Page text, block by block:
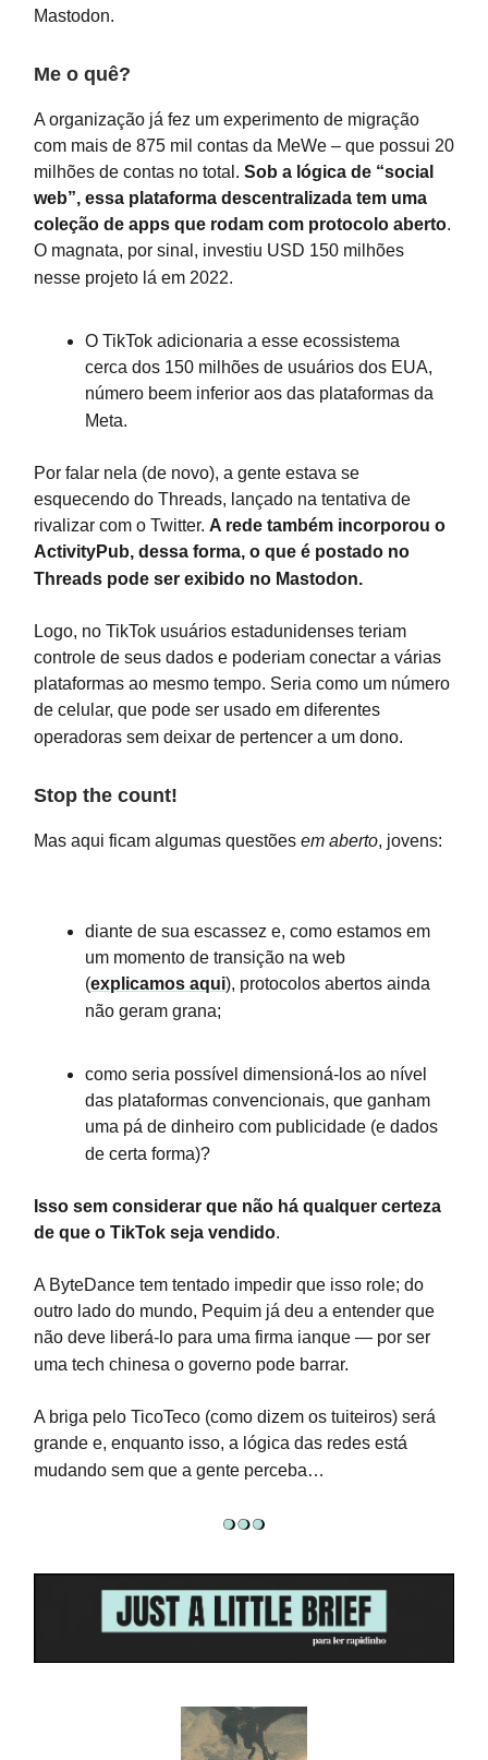
Mastodon.
Me o quê?
A organização já fez um experimento de migração
com mais de 875 mil contas da MeWe – que possui 20
milhões de contas no total. Sob a lógica de “social
web”, essa plataforma descentralizada tem uma
coleção de apps que rodam com protocolo aberto.
O magnata, por sinal, investiu USD 150 milhões
nesse projeto lá em 2022.
O TikTok adicionaria a esse ecossistema
cerca dos 150 milhões de usuários dos EUA,
número beem inferior aos das plataformas da
Meta.
Por falar nela (de novo), a gente estava se
esquecendo do Threads, lançado na tentativa de
rivalizar com o Twitter. A rede também incorporou o
ActivityPub, dessa forma, o que é postado no
Threads pode ser exibido no Mastodon.
Logo, no TikTok usuários estadunidenses teriam
controle de seus dados e poderiam conectar a várias
plataformas ao mesmo tempo. Seria como um número
de celular, que pode ser usado em diferentes
operadoras sem deixar de pertencer a um dono.
Stop the count!
Mas aqui ficam algumas questões em aberto, jovens:
diante de sua escassez e, como estamos em
um momento de transição na web
(explicamos aqui), protocolos abertos ainda
não geram grana;
como seria possível dimensioná-los ao nível
das plataformas convencionais, que ganham
uma pá de dinheiro com publicidade (e dados
de certa forma)?
Isso sem considerar que não há qualquer certeza
de que o TikTok seja vendido.
A ByteDance tem tentado impedir que isso role; do
outro lado do mundo, Pequim já deu a entender que
não deve liberá-lo para uma firma ianque — por ser
uma tech chinesa o governo pode barrar.
A briga pelo TicoTeco (como dizem os tuiteiros) será
grande e, enquanto isso, a lógica das redes está
mudando sem que a gente perceba…